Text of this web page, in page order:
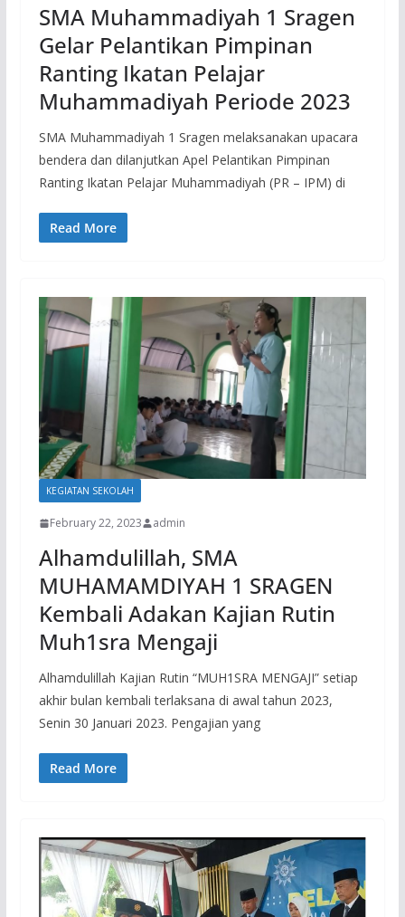
SMA Muhammadiyah 1 Sragen
Gelar Pelantikan Pimpinan
Ranting Ikatan Pelajar
Muhammadiyah Periode 2023
SMA Muhammadiyah 1 Sragen melaksanakan upacara
bendera dan dilanjutkan Apel Pelantikan Pimpinan
Ranting Ikatan Pelajar Muhammadiyah (PR – IPM) di
Read More
KEGIATAN SEKOLAH
February 22, 2023 admin
Alhamdulillah, SMA
MUHAMAMDIYAH 1 SRAGEN
Kembali Adakan Kajian Rutin
Muh1sra Mengaji
Alhamdulillah Kajian Rutin “MUH1SRA MENGAJI” setiap
akhir bulan kembali terlaksana di awal tahun 2023,
Senin 30 Januari 2023. Pengajian yang
Read More